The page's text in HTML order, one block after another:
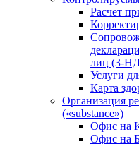
Расчет
лиц (3-
Услуги
Карта
Организация
(«substance»)
Офис на
Офис на